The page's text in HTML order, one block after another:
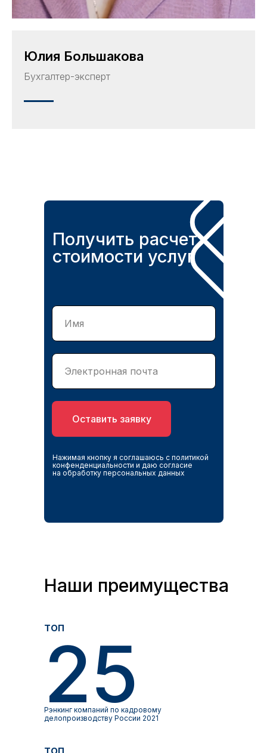
Юлия Большакова
Бухгалтер-эксперт
Получить расчет
стоимости услуг
Оставить заявку
Нажимая кнопку я соглашаюсь с политикой
конфенденциальности и даю согласие
на обработку персональных данных
25
топ
Рэнкинг компаний по кадровому
делопроизводству России 2021
топ
Наши преимущества